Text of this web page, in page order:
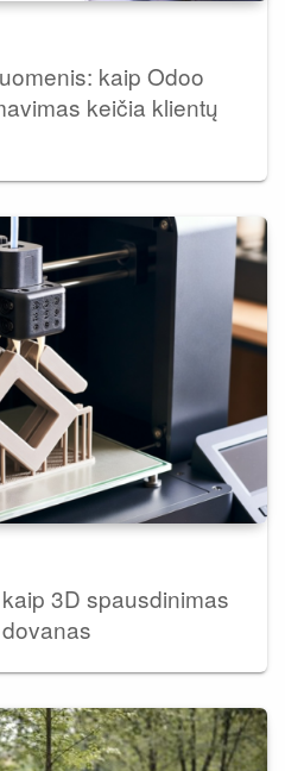
kaip Odoo
keičia klientų
3D spausdinimas